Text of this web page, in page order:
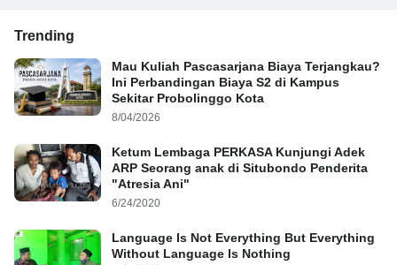
Trending
Mau Kuliah Pascasarjana Biaya Terjangkau?
Ini Perbandingan Biaya S2 di Kampus
Sekitar Probolinggo Kota
8/04/2026
Ketum Lembaga PERKASA Kunjungi Adek
ARP Seorang anak di Situbondo Penderita
"Atresia Ani"
6/24/2020
Language Is Not Everything But Everything
Without Language Is Nothing